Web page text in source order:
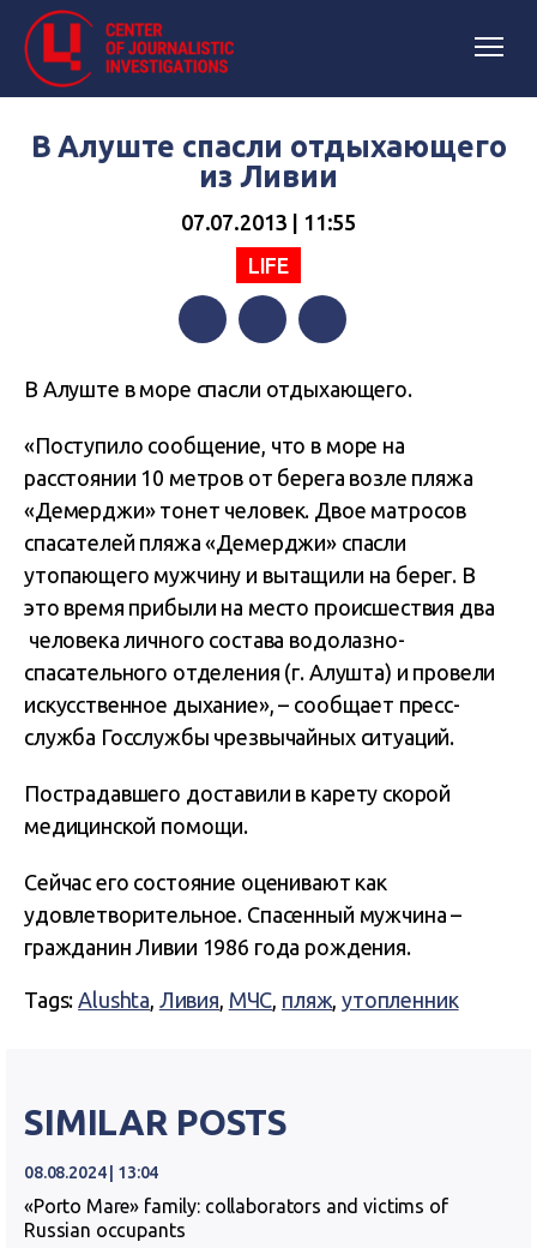
В Алуште спасли отдыхающего
из Ливии
07.07.2013 | 11:55
LIFE
В Алуште в море спасли отдыхающего.
«Поступило сообщение, что в море на
расстоянии 10 метров от берега возле пляжа
«Демерджи» тонет человек. Двое матросов
спасателей пляжа «Демерджи» спасли
утопающего мужчину и вытащили на берег. В
это время прибыли на место происшествия два
человека личного состава водолазно-
спасательного отделения (г. Алушта) и провели
искусственное дыхание», – сообщает пресс-
служба Госслужбы чрезвычайных ситуаций.
Пострадавшего доставили в карету скорой
медицинской помощи.
Сейчас его состояние оценивают как
удовлетворительное. Спасенный мужчина –
гражданин Ливии 1986 года рождения.
Tags:Alushta, Ливия, МЧС, пляж,утопленник
SIMILAR POSTS
08.08.2024 | 13:04
«Porto Mare» family: collaborators and victims of
Russian occupants